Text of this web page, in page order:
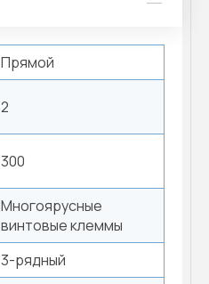
Прямой
2
300
Многоярусные
винтовые клеммы
3-рядный